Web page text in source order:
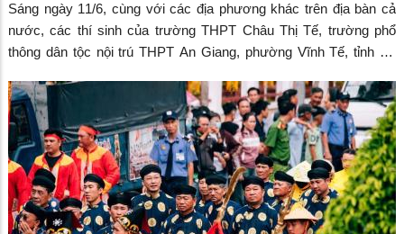
Sáng ngày 11/6, cùng với các địa phương khác trên địa bàn cả
nước, các thí sinh của trường THPT Châu Thị Tế, trường phổ
thông dân tộc nội trú THPT An Giang, phường Vĩnh Tế, tỉnh An
02 môn thi Ngữ Văn và Toán.